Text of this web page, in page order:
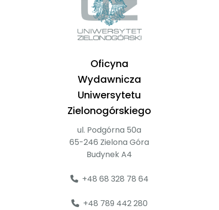
Oficyna
Wydawnicza
Uniwersytetu
Zielonogórskiego
ul. Podgórna 50a
65-246 Zielona Góra
Budynek A4
+48 68 328 78 64
+48 789 442 280